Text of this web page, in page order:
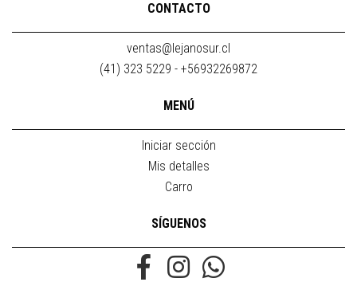
CONTACTO
ventas@lejanosur.cl
(41) 323 5229 - +56932269872
MENÚ
Iniciar sección
Mis detalles
Carro
SÍGUENOS